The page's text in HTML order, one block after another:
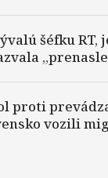
šéfku RT,
proti
vozili